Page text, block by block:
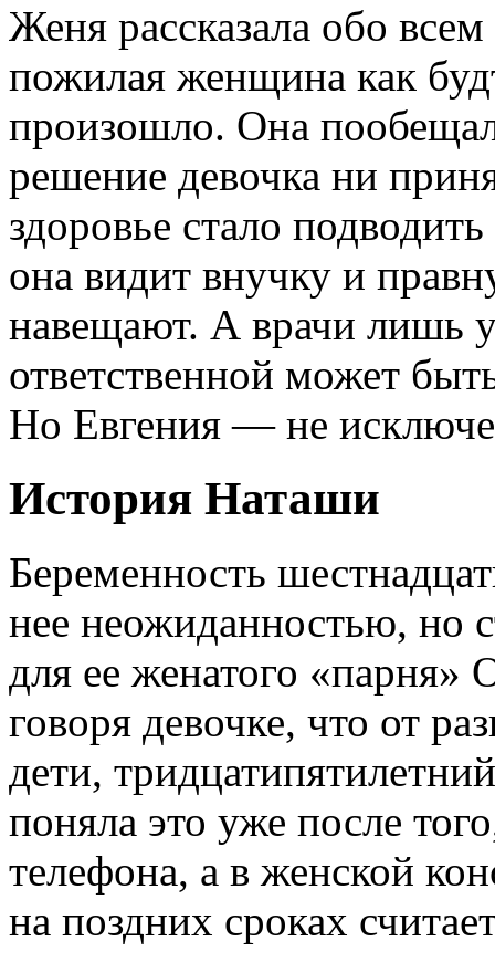
Женя рассказала обо
пожилая женщина как
произошло. Она
решение девочка ни
здоровье стало
она видит внучку и
навещают. А врачи лишь
ответственной может
Но Евгения — не
История Наташи
Беременность
нее неожиданностью, но
для ее женатого «парня»
говоря девочке, что от
дети,
поняла это уже после
телефона, а в женской
на поздних сроках